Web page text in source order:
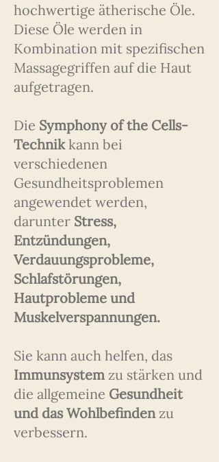
hochwertige ätherische Öle.
Diese Öle werden in
Kombination mit spezifischen
Massagegriffen auf die Haut
aufgetragen.
Die Symphony of the Cells-
Technikkann bei
verschiedenen
Gesundheitsproblemen
angewendet werden,
darunter Stress,
Entzündungen,
Verdauungsprobleme,
Schlafstörungen,
Hautprobleme und
Muskelverspannungen.
Sie kann auch helfen, das
Immunsystem zu stärken und
die allgemeine Gesundheit
und das Wohlbefindenzu
verbessern.